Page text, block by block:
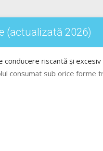
(actualizată 2026)
riscantă și
consumat sub orice